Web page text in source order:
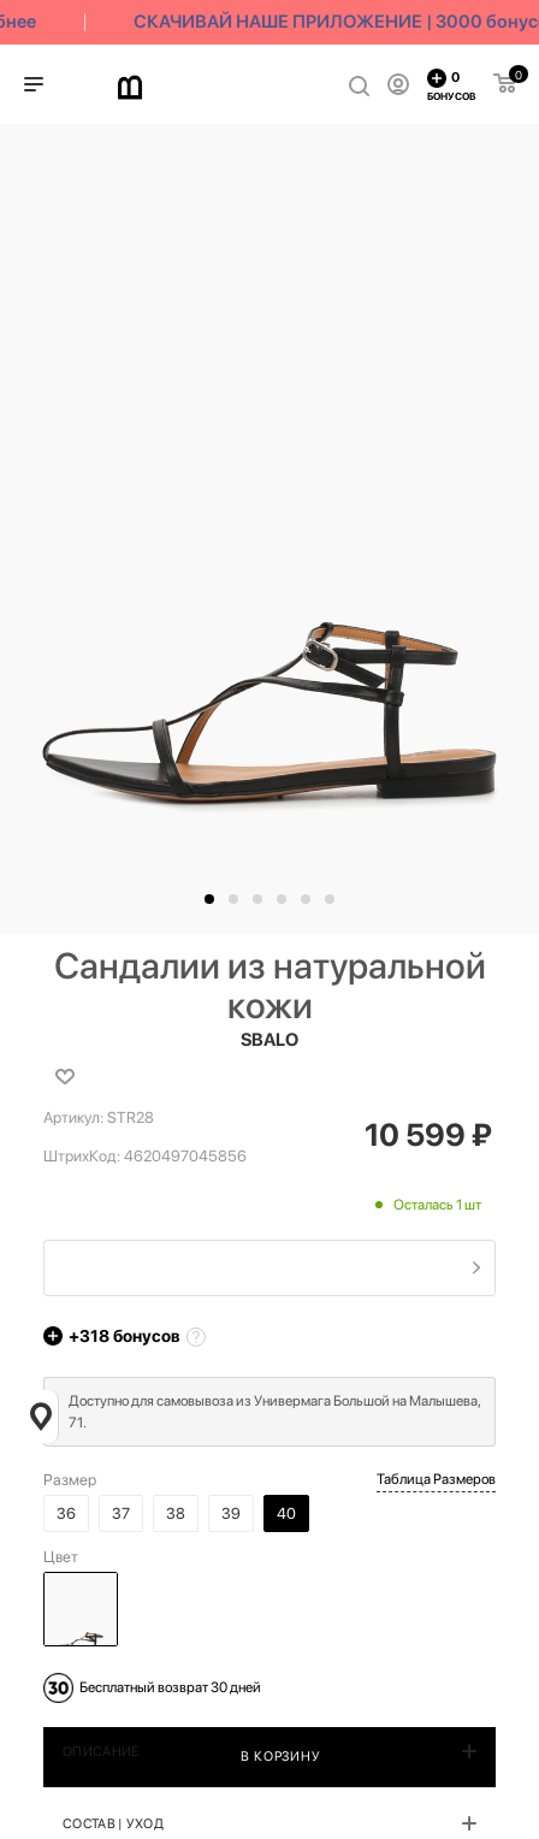
СКАЧИВАЙ НАШЕ ПРИЛОЖЕНИЕ | 3000
0
0
БОНУСОВ
Сандалии из натуральной
кожи
SBALO
Артикул: STR28
ШтрихКод: 4620497045856
10 599₽
Осталась 1 шт
+318бонусов
Доступно для самовывоза из Универмага Большой на Малышева,
71.
Размер
36
37 38 39 40
Таблица Размеров
Цвет
Бесплатный возврат 30 дней
В КОРЗИНУ
ОПИСАНИЕ
СОСТАВ | УХОД